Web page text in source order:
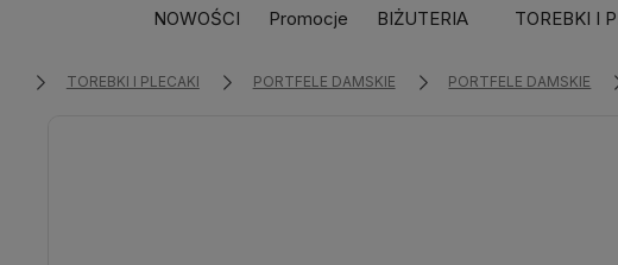
NOWOŚCI Promocje BIŻUTERIA TOREBKI I
TOREBKI I PLECAKI PORTFELE DAMSKIE PORTFELE DAMSKIE